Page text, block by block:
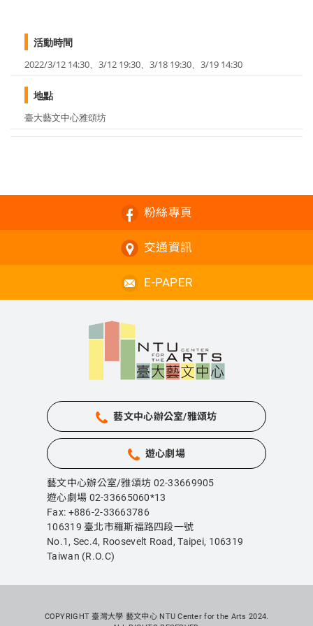
活動時間
2022/3/12 14:30、3/12 19:30、3/18 19:30、3/19 14:30
地點
臺大藝文中心雅頌坊
粉絲專頁
交通資訊
E-PAPER
藝文中心辦公室/雅頌坊
遊心劇場
藝文中心辦公室/雅頌坊 02-33669905
遊心劇場 02-33665060*13
Fax: +886-2-33663786
106319 臺北市羅斯福路四段一號
No.1, Sec.4, Roosevelt Road, Taipei, 106319
Taiwan (R.O.C)
COPYRIGHT 臺灣大學 藝文中心 NTU Center for the Arts 2024.